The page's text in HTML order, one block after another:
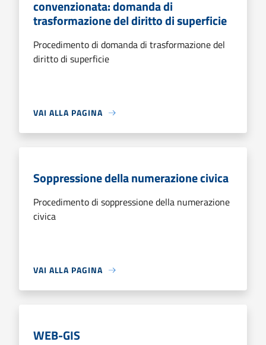
convenzionata: domanda di
trasformazione del diritto di superficie
Procedimento di domanda di trasformazione del
diritto di superficie
VAI ALLA PAGINA
Soppressione della numerazione civica
Procedimento di soppressione della numerazione
civica
VAI ALLA PAGINA
WEB-GIS